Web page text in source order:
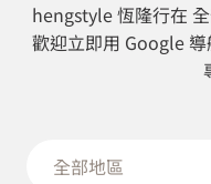
hengstyle 恆隆行在
歡迎立即用 Google